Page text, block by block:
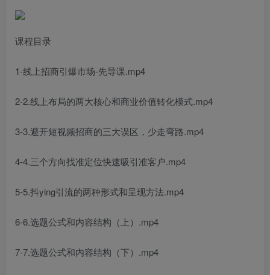
课程目录
1-线上招商引爆市场-先导课.mp4
2-2.线上布局的两大核心和商业价值转化模式.mp4
3-3.避开短视频招商的三大误区，少走弯路.mp4
4-4.三个方向找准定位快速吸引准客户.mp4
5-5.抖ying引流的两种形式和呈现方法.mp4
6-6.选题公式和内容结构（上）.mp4
7-7.选题公式和内容结构（下）.mp4